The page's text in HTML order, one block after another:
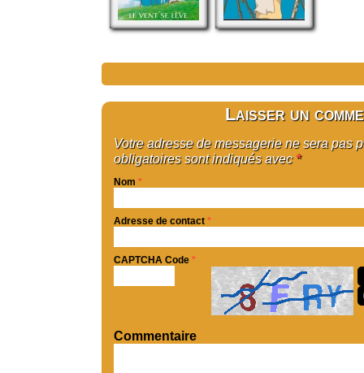
Laisser un
Votre adresse de messagerie ne sera pas
obligatoires sont indiqués avec *
Nom *
Adresse de contact *
CAPTCHA Code *
Commentaire